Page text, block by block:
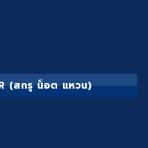
(สกรู น็อต แหวน)